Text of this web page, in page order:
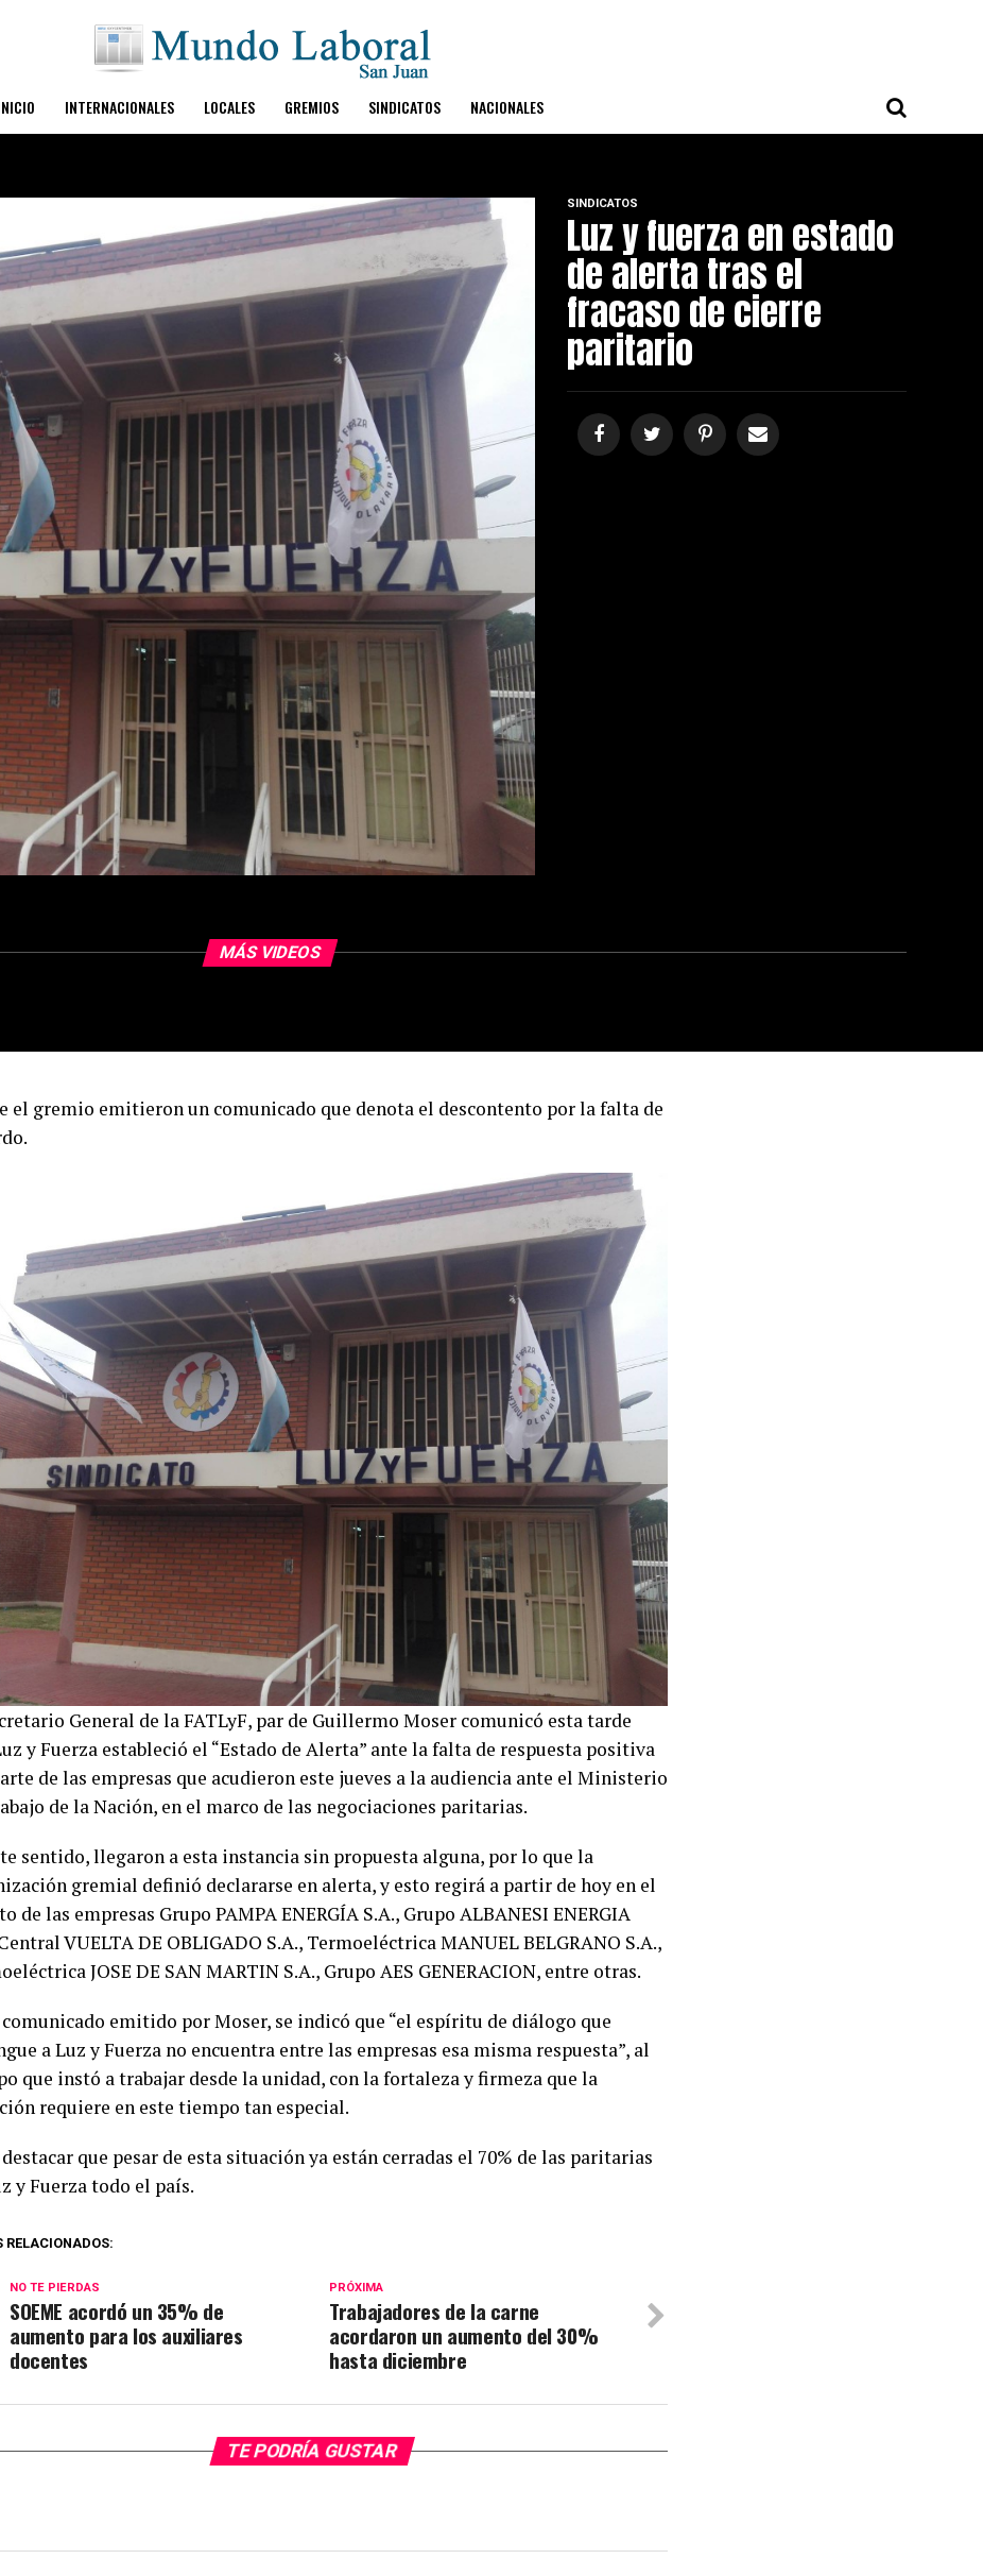
INTERNACIONALES LOCALES GREMIOS SINDICATOS NACIONALES
SINDICATOS
Luz y fuerza en estado
de alerta tras el
fracaso de cierre
paritario
MÁS VIDEOS
el gremio emitieron un comunicado que denota el descontento por la falta de
General de la FATLyF, par de Guillermo Moser comunicó esta tarde
y Fuerza estableció el “Estado de Alerta” ante la falta de respuesta positiva
de las empresas que acudieron este jueves a la audiencia ante el Ministerio
de la Nación, en el marco de las negociaciones paritarias.
sentido, llegaron a esta instancia sin propuesta alguna, por lo que la
gremial definió declararse en alerta, y esto regirá a partir de hoy en el
de las empresas Grupo PAMPA ENERGÍA S.A., Grupo ALBANESI ENERGIA
VUELTA DE OBLIGADO S.A., Termoeléctrica MANUEL BELGRANO S.A.,
JOSE DE SAN MARTIN S.A., Grupo AES GENERACION, entre otras.
emitido por Moser, se indicó que “el espíritu de diálogo que
a Luz y Fuerza no encuentra entre las empresas esa misma respuesta”, al
que instó a trabajar desde la unidad, con la fortaleza y firmeza que la
requiere en este tiempo tan especial.
destacar que pesar de esta situación ya están cerradas el 70% de las paritarias
y Fuerza todo el país.
RELACIONADOS:
PRÓXIMA
Trabajadores de la carne
acordaron un aumento del 30%
hasta diciembre
NO TE PIERDAS
SOEME acordó un 35% de
aumento para los auxiliares
docentes
TE PODRÍA GUSTAR